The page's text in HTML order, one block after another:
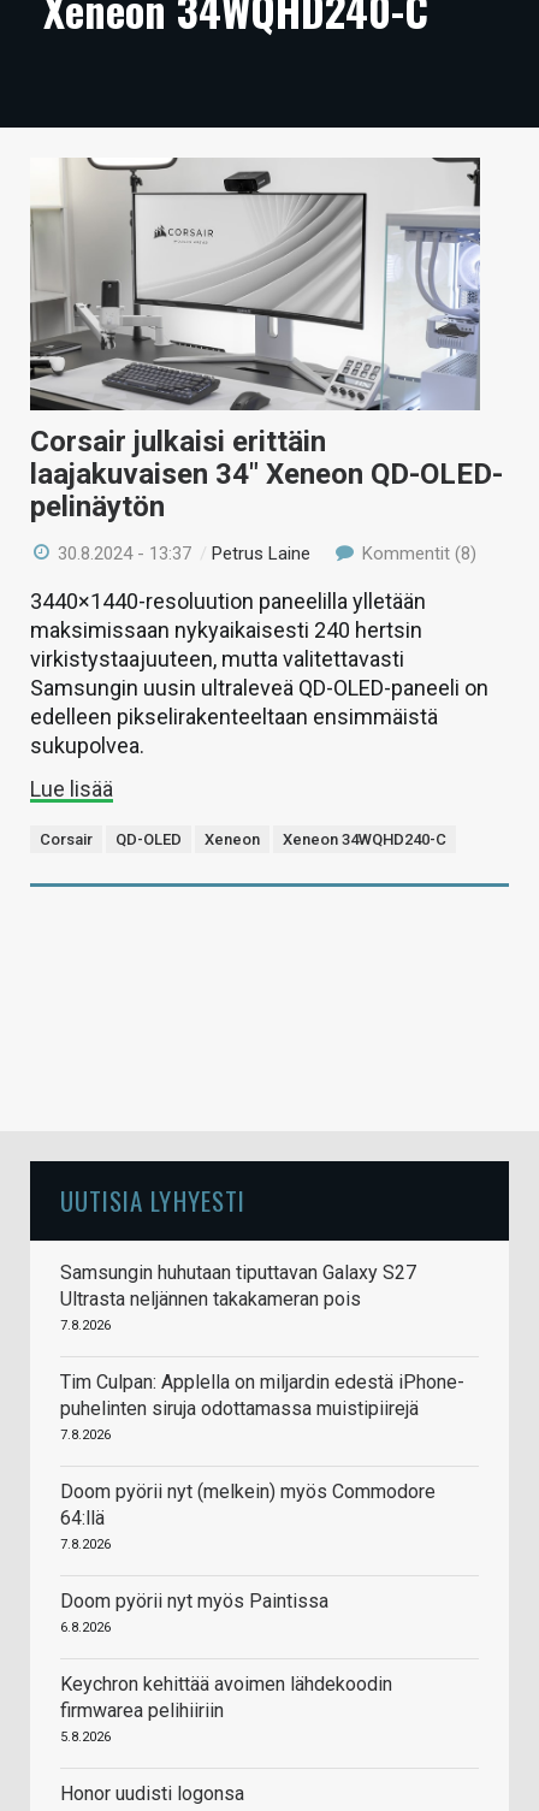
ARTIKKELIT
TECHBBS
HINTA.FI
VAIHDA TEEMA
HAKU
Corsair julkaisi erittäin
laajakuvaisen 34″ Xeneon QD-OLED-
pelinäytön
30.8.2024 - 13:37 /Petrus Laine Kommentit (8)
3440×1440-resoluution paneelilla ylletään
maksimissaan nykyaikaisesti 240 hertsin
virkistystaajuuteen, mutta valitettavasti
Samsungin uusin ultraleveä QD-OLED-paneeli on
edelleen pikselirakenteeltaan ensimmäistä
sukupolvea.
Lue lisää
Corsair QD-OLED Xeneon Xeneon 34WQHD240-C
UUTISIA LYHYESTI
Samsungin huhutaan tiputtavan Galaxy S27
Ultrasta neljännen takakameran pois
7.8.2026
Tim Culpan: Applella on miljardin edestä iPhone-
puhelinten siruja odottamassa muistipiirejä
7.8.2026
Doom pyörii nyt (melkein) myös Commodore
64:llä
7.8.2026
Doom pyörii nyt myös Paintissa
6.8.2026
Keychron kehittää avoimen lähdekoodin
firmwarea pelihiiriin
5.8.2026
Honor uudisti logonsa